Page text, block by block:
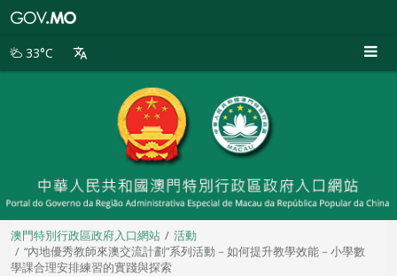
別
33°C
澳門特別行政區政府入口網站
活動
“內地優秀教師來澳交流計劃”系列活動－如何提升教學效能－小學數
學課合理安排練習的實踐與探索